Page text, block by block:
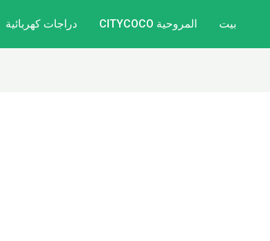
بيت المروحية CITYCOCO دراجات كهربائية